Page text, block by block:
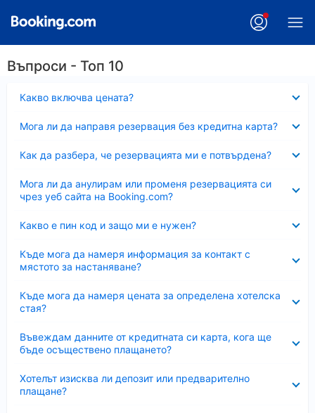
Въпроси - Топ 10
Какво включва цената?
Мога ли да направя резервация без кредитна карта?
Как да разбера, че резервацията ми е потвърдена?
Мога ли да анулирам или променя резервацията си
чрез уеб сайта на Booking.com?
Какво е пин код и защо ми е нужен?
Къде мога да намеря информация за контакт с
мястото за настаняване?
Къде мога да намеря цената за определена хотелска
стая?
Въвеждам данните от кредитната си карта, кога ще
бъде осъществено плащането?
Хотелът изисква ли депозит или предварително
плащане?